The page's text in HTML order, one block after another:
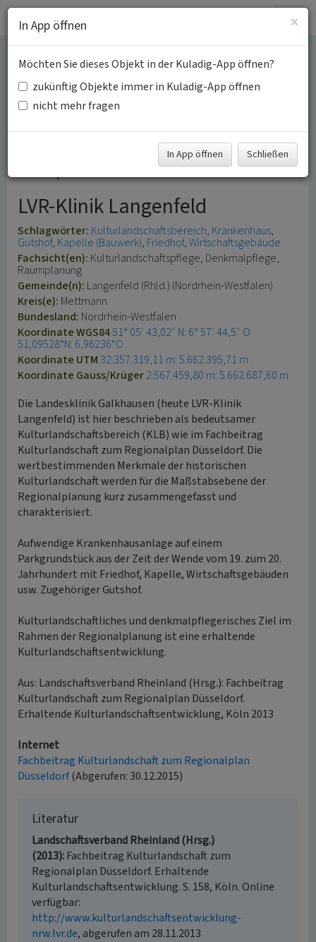
Landesklinik Galkhausen
(Kulturlandschaftsbereich
Regionalplan Düsseldorf
LVR-Klinik Langenfeld
Schlagwörter: Kulturlandschaftsbereich Krankenhaus
Gutshof Kapelle (Bauwerk) Friedhof Wirtschaftsgebäude
Fachsicht(en): Kulturlandschaftspflege, Denkmalpflege,
Raumplanung
Gemeinde(n): Langenfeld (Rhld.) (Nordrhein-Westfalen)
Kreis(e): Mettmann
Bundesland: Nordrhein-Westfalen
Koordinate WGS8451° 05′ 43,02″ N: 6° 57′ 44,5″ O
51,09528°N: 6,96236°O
Koordinate UTM 32.357.319,11 m: 5.662.395,71 m
Koordinate Gauss/Krüger2.567.459,80 m: 5.662.687,60 m
Die Landesklinik Galkhausen (heute LVR-Klinik
Langenfeld) ist hier beschrieben als bedeutsamer
Kulturlandschaftsbereich (KLB) wie im Fachbeitrag
Kulturlandschaft zum Regionalplan Düsseldorf. Die
wertbestimmenden Merkmale der historischen
Kulturlandschaft werden für die Maßstabsebene der
Regionalplanung kurz zusammengefasst und
charakterisiert.
Aufwendige Krankenhausanlage auf einem
Parkgrundstück aus der Zeit der Wende vom 19. zum 20.
Jahrhundert mit Friedhof, Kapelle, Wirtschaftsgebäuden
usw. Zugehöriger Gutshof.
Kulturlandschaftliches und denkmalpflegerisches Ziel im
Rahmen der Regionalplanung ist eine erhaltende
Kulturlandschaftsentwicklung.
Aus: Landschaftsverband Rheinland (Hrsg.): Fachbeitrag
Kulturlandschaft zum Regionalplan Düsseldorf.
Erhaltende Kulturlandschaftsentwicklung, Köln 2013
Internet
Fachbeitrag Kulturlandschaft zum Regionalplan
Düsseldorf(Abgerufen: 30.12.2015)
Literatur
Landschaftsverband Rheinland (Hrsg.)
(2013) Fachbeitrag Kulturlandschaft zum
Regionalplan Düsseldorf. Erhaltende
Kulturlandschaftsentwicklung. S. 158, Köln. Online
verfügbar:
http://www.kulturlandschaftsentwicklung-
nrw.lvr.de, abgerufen am 28.11.2013
×
In App öffnen
Möchten Sie dieses Objekt in der Kuladig-App öffnen?
zukünftig Objekte immer in Kuladig-App öffnen
nicht mehr fragen
In App öffnen Schließen